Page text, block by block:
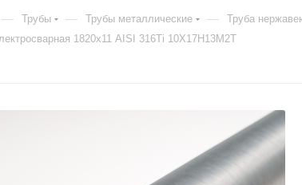
— Трубы — Трубы металлические — Труба
1820х11 AISI 316Ti 10Х17Н13М2Т